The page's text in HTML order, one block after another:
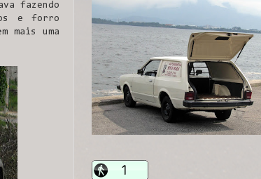
fazendo
e forro
mais uma